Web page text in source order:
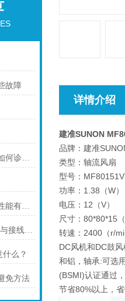
故障
风机不转了？一步步教你如何诊断故障
散热风扇引线加长对它的性能有影响吗
R3G450风机群控故障原因与接线避坑指南
什么？
免方法
详情介绍
建准SUNON
品牌：建准
类型：轴流风扇
型号：
功率：1.38（W）
电压：12（V）
尺寸：80*80*15
转速：2400（r/
DC风机和DC鼓
和铝，轴承:可选
(BSMI)认证通过
节省80%以上，